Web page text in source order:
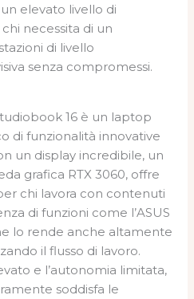
elevato livello di
necessita di un
di livello
senza compromessi.
16 è un laptop
di funzionalità innovative
un display incredibile, un
grafica RTX 3060, offre
chi lavora con contenuti
di funzioni come l’ASUS
lo rende anche altamente
il flusso di lavoro.
e l’autonomia limitata,
soddisfa le